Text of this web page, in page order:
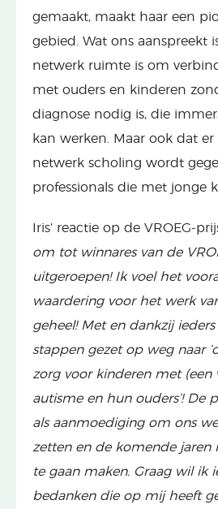
gemaakt, maakt haar een
gebied. Wat ons aanspreekt
netwerk ruimte is om
met ouders en kinderen
diagnose nodig is, die
kan werken. Maar ook dat
netwerk scholing wordt
professionals die met jonge
Iris’ reactie op de VROEG-
om tot winnares van de
uitgeroepen! Ik voel het
waardering voor het werk
geheel! Met en dankzij
stappen gezet op weg naar
zorg voor kinderen met (een
autisme en hun ouders’! De
als aanmoediging om ons
zetten en de komende
te gaan maken. Graag wil ik
bedanken die op mij heeft